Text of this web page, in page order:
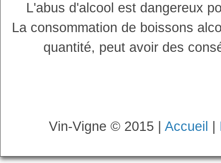
L'abus d'alcool est dangereux
La consommation de boissons
quantité, peut avoir des
Vin-Vigne © 2015 | Accueil